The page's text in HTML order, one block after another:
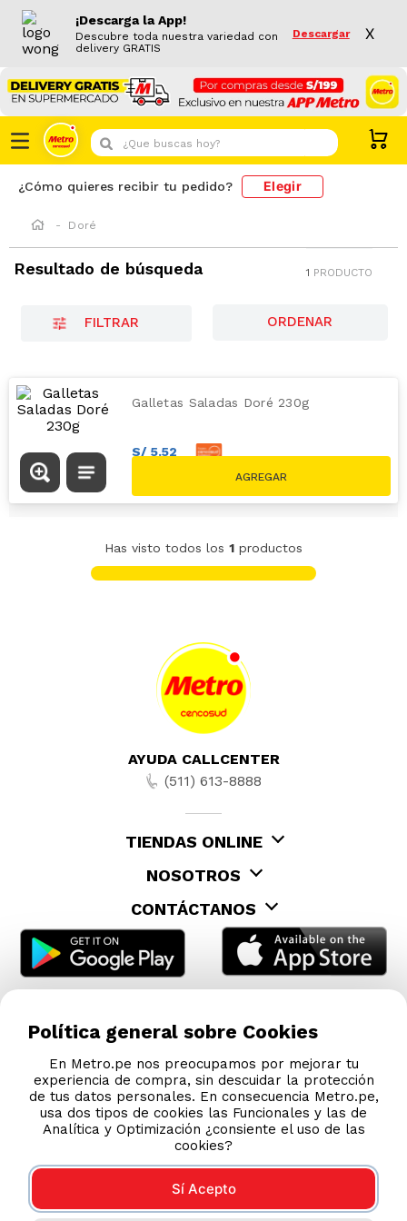
¡Descarga la App!
Descubre toda nuestra variedad con
delivery GRATIS
Descargar X
¿Que buscas hoy?
¿Cómo quieres recibir tu pedido? Elegir
Doré
Resultado de búsqueda 1 PRODUCTO
FILTRAR
Galletas Saladas Doré 230g
S/ 5.52
Has visto todos los 1 productos
AYUDA CALLCENTER
(511) 613-8888
TIENDAS ONLINE
NOSOTROS
CONTÁCTANOS
COMPRAS 100% SEGURAS
Política general sobre Cookies
En Metro.pe nos preocupamos por mejorar tu
experiencia de compra, sin descuidar la protección
de tus datos personales. En consecuencia Metro.pe,
usa dos tipos de cookies las Funcionales y las de
Analítica y Optimización ¿consiente el uso de las
cookies?
Sí Acepto